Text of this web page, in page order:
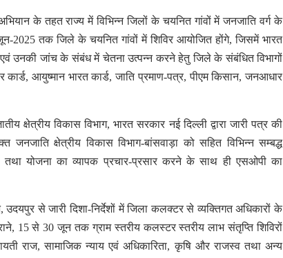
के तहत राज्य में विभिन्न जिलों के चयनित गांवों में जनजाति वर्ग के
2025 तक जिले के चयनित गांवों में शिविर आयोजित होंगे, जिसमें भारत
एवं उनकी जांच के संबंध में चेतना उत्पन्न करने हेतु जिले के संबंधित विभागों
आयुष्मान भारत कार्ड, जाति प्रमाण-पत्र, पीएम किसान, जनआधार
विकास विभाग, भारत सरकार नई दिल्ली द्वारा जारी पत्र की
जनजाति क्षेत्रीय विकास विभाग-बांसवाड़ा को सहित विभिन्न सम्बद्ध
तथा योजना का व्यापक प्रचार-प्रसार करने के साथ ही एसओपी का
से जारी दिशा-निर्देशों में जिला कलक्टर से व्यक्तिगत अधिकारों के
15 से 30 जून तक ग्राम स्तरीय कलस्टर स्तरीय लाभ संतृप्ति शिविरों
राज, सामाजिक न्याय एवं अधिकारिता, कृषि और राजस्व तथा अन्य